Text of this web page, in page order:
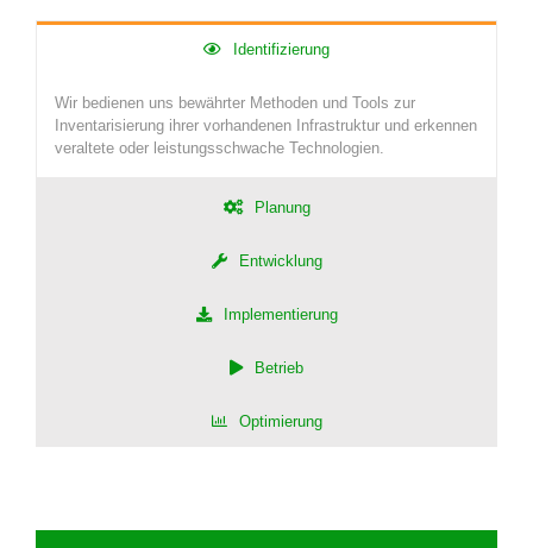
Identifizierung
Wir bedienen uns bewährter Methoden und Tools zur
Inventarisierung ihrer vorhandenen Infrastruktur und erkennen
veraltete oder leistungsschwache Technologien.
Planung
Entwicklung
Implementierung
Betrieb
Optimierung